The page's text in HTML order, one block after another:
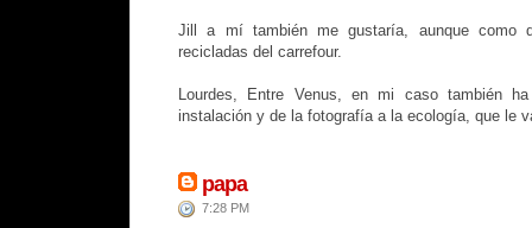
Jill a mí también me gustaría, aunque como
recicladas del carrefour.
Lourdes, Entre Venus, en mi caso también
instalación y de la fotografía a la ecología, que le
papa
7:28 PM